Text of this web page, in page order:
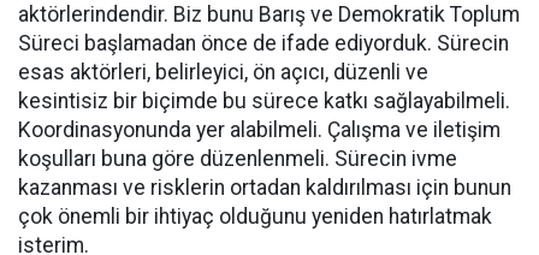
aktörlerindendir. Biz bunu Barış ve Demokratik Toplum
Süreci başlamadan önce de ifade ediyorduk. Sürecin
esas aktörleri, belirleyici, ön açıcı, düzenli ve
kesintisiz bir biçimde bu sürece katkı sağlayabilmeli.
Koordinasyonunda yer alabilmeli. Çalışma ve iletişim
koşulları buna göre düzenlenmeli. Sürecin ivme
kazanması ve risklerin ortadan kaldırılması için bunun
çok önemli bir ihtiyaç olduğunu yeniden hatırlatmak
isterim.